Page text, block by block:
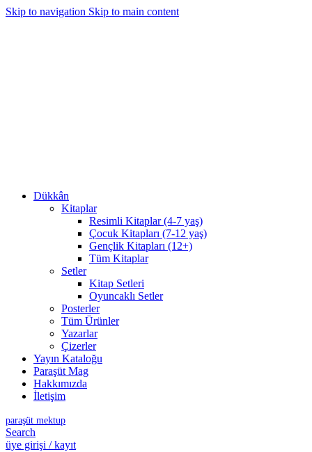
Skip to navigation Skip to main content
Dükkân
Kitaplar
Resimli Kitaplar (4-7 yaş)
Çocuk Kitapları (7-12 yaş)
Gençlik Kitapları (12+)
Tüm Kitaplar
Setler
Kitap Setleri
Oyuncaklı Setler
Posterler
Tüm Ürünler
Yazarlar
Çizerler
Yayın Kataloğu
Paraşüt Mag
Hakkımızda
İletişim
paraşüt mektup
Search
üye girişi / kayıt